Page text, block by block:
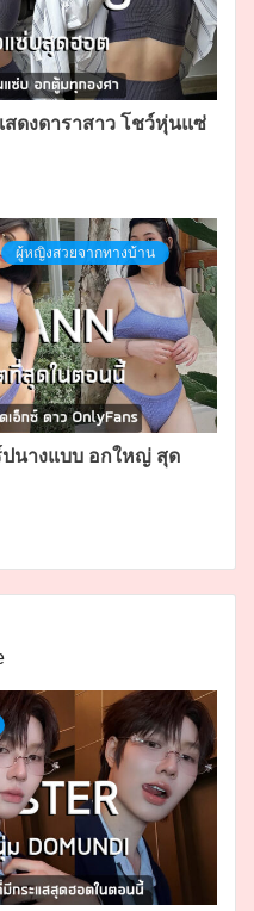
ดงดาราสาว โชว์หุ่นแซ่
ผู้หญิงสวยจากทางบ้าน
ปนางแบบ อกใหญ่ สุด